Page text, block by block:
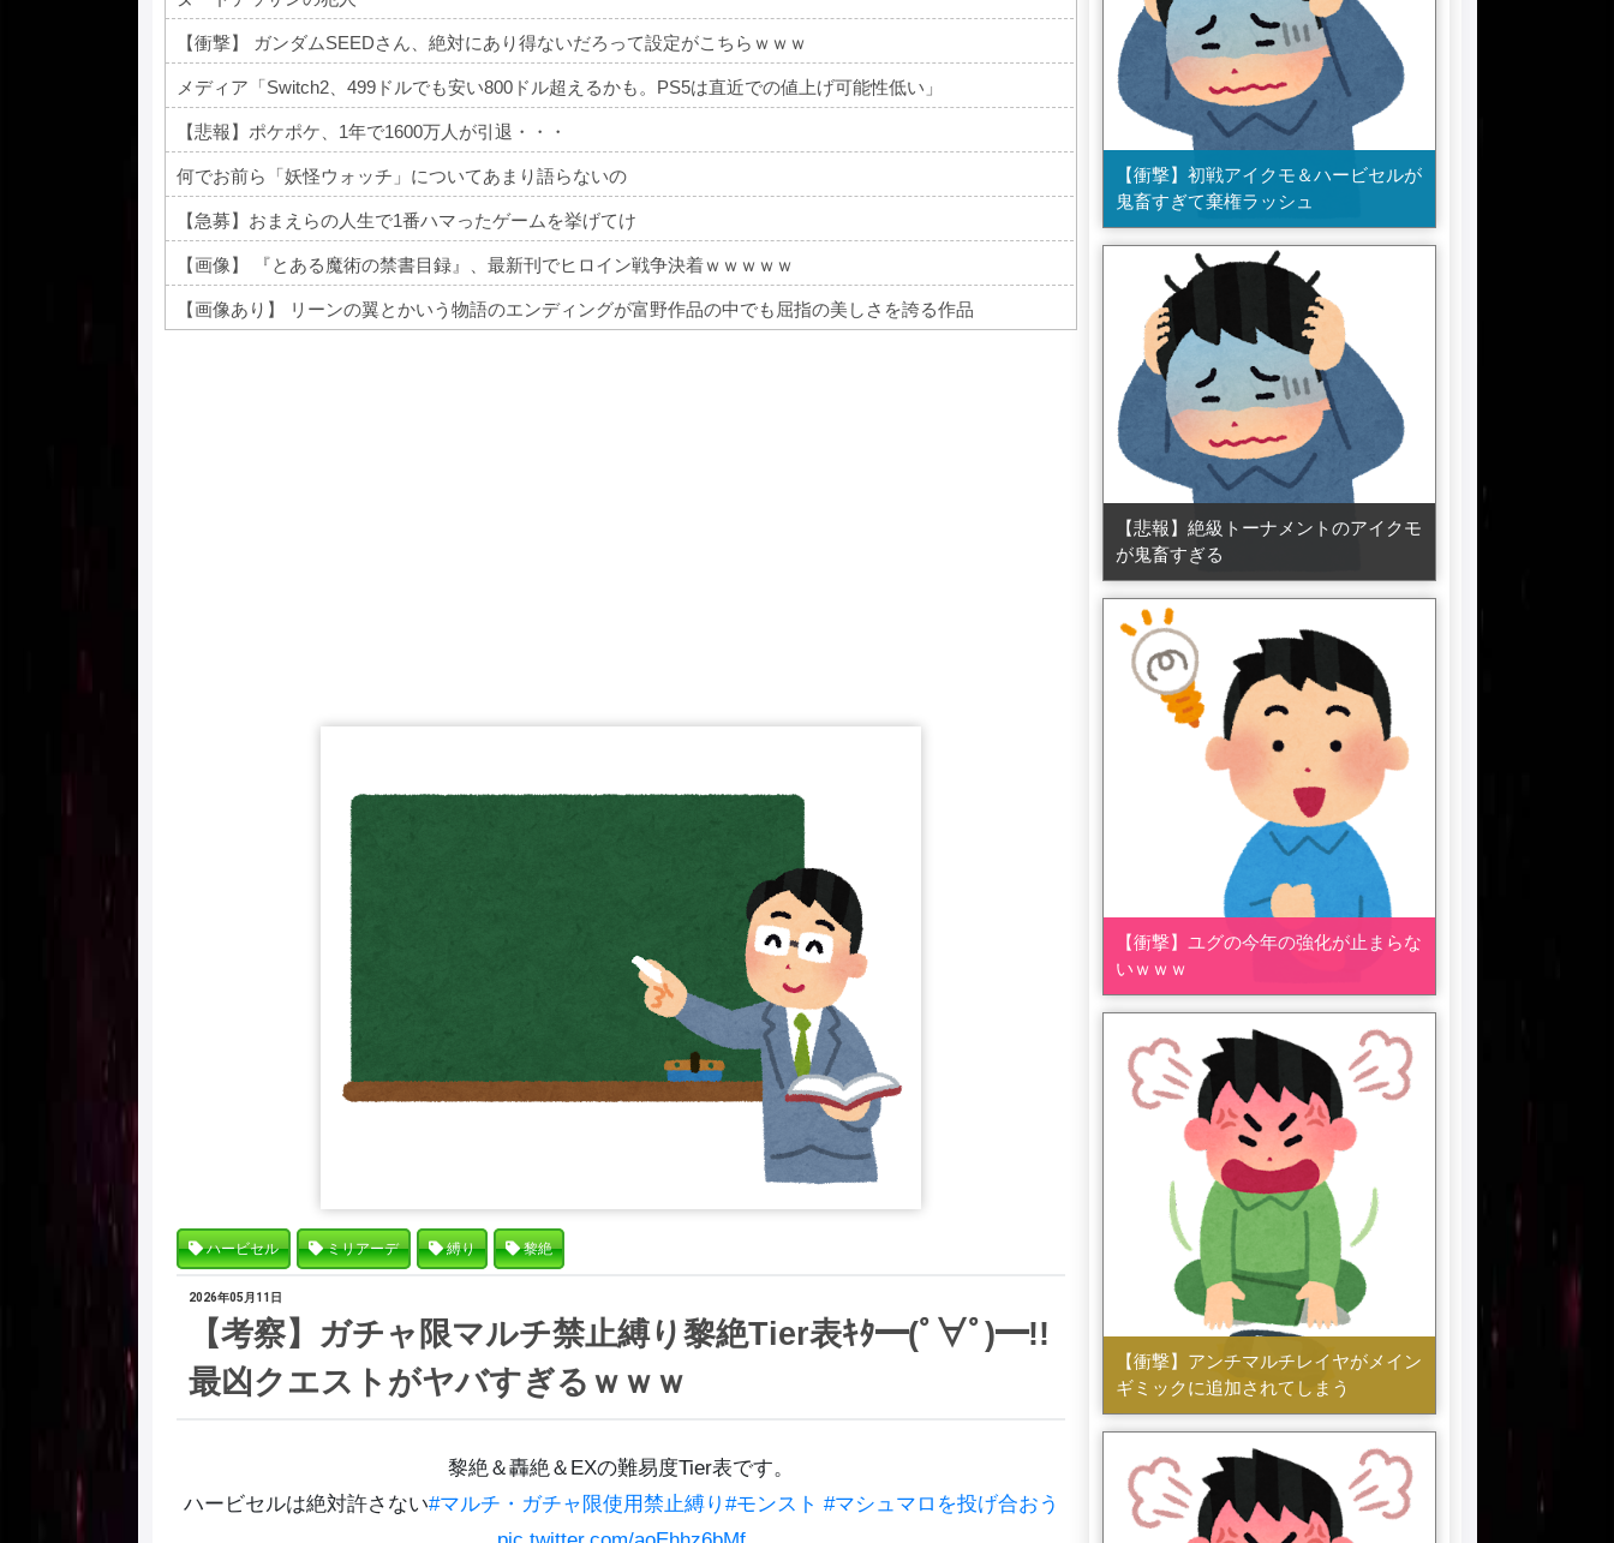
【衝撃】 ガンダムSEEDさん、絶対にあり得ないだろって設定がこちらｗｗｗ
メディア「Switch2、499ドルでも安い800ドル超えるかも。PS5は直近での値上げ可能性低い」
【悲報】ポケポケ、1年で1600万人が引退・・・
何でお前ら「妖怪ウォッチ」についてあまり語らないの
【急募】おまえらの人生で1番ハマったゲームを挙げてけ
【画像】 『とある魔術の禁書目録』、最新刊でヒロイン戦争決着ｗｗｗｗｗ
【画像あり】 リーンの翼とかいう物語のエンディングが富野作品の中でも屈指の美しさを誇る作品
ハービセル ミリアーデ 縛り 黎絶
2026年05月11日
【考察】ガチャ限マルチ禁止縛り黎絶Tier表ｷﾀ━(ﾟ∀ﾟ)━!!
最凶クエストがヤバすぎるｗｗｗ
黎絶＆轟絶＆EXの難易度Tier表です。
ハービセルは絶対許さない#マルチ・ガチャ限使用禁止縛り #モンスト #マシュマロを投げ合おう
【衝撃】初戦アイクモ＆ハービセルが
鬼畜すぎて棄権ラッシュ
【悲報】絶級トーナメントのアイクモ
が鬼畜すぎる
【衝撃】ユグの今年の強化が止まらな
いｗｗｗ
【衝撃】アンチマルチレイヤがメイン
ギミックに追加されてしまう